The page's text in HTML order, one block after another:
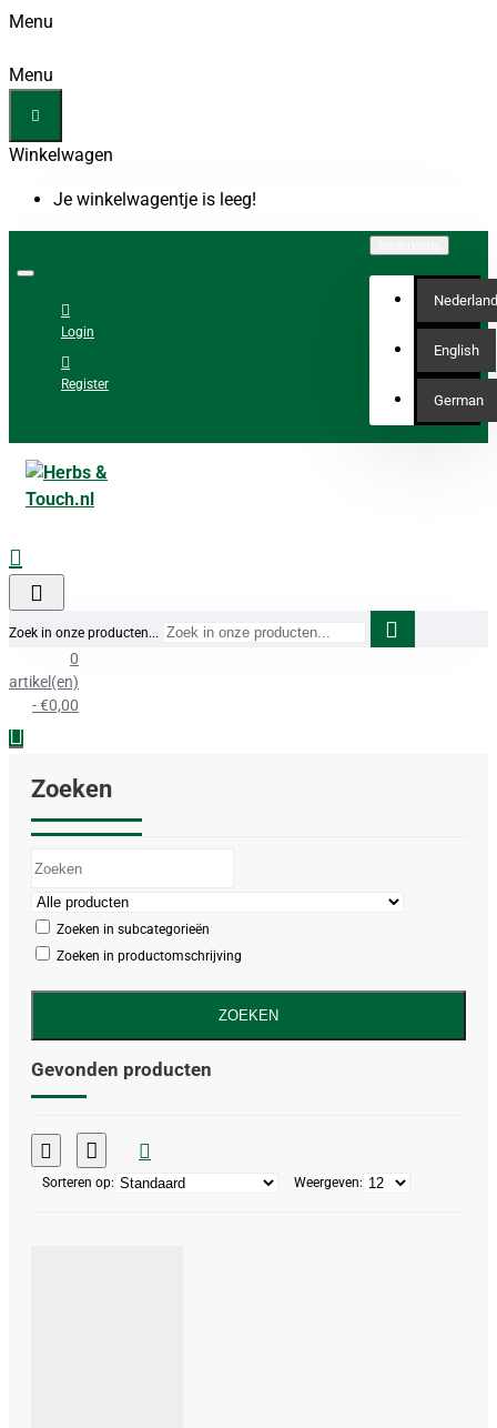
Menu
Menu
Winkelwagen
Je winkelwagentje is leeg!
Login
Register
English
German
Zoek in onze producten...
0
artikel(en)
- €0,00
Zoeken
Zoeken in subcategorieën
Zoeken in productomschrijving
ZOEKEN
Gevonden producten
Sorteren op: Weergeven: